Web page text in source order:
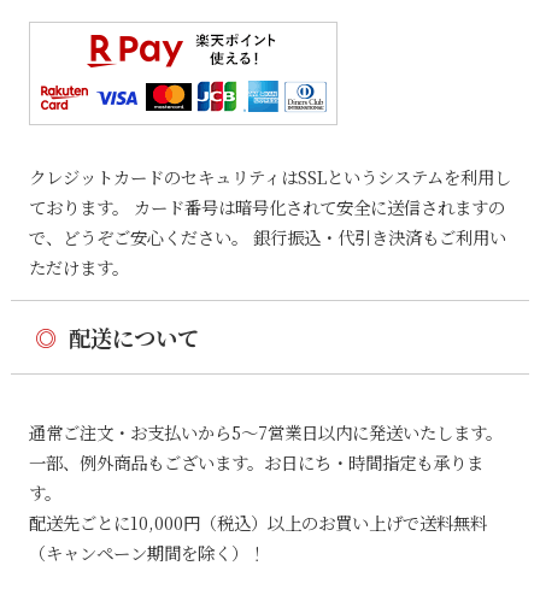
クレジットカードのセキュリティはSSLというシステムを利用し
ております。 カード番号は暗号化されて安全に送信されますの
で、どうぞご安心ください。 銀行振込・代引き決済もご利用い
ただけます。
◎ 配送について
通常ご注文・お支払いから5〜7営業日以内に発送いたします。
一部、例外商品もございます。お日にち・時間指定も承りま
す。
配送先ごとに10,000円（税込）以上のお買い上げで送料無料
（キャンペーン期間を除く）！